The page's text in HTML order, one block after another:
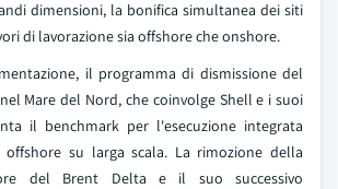
dimensioni, la bonifica simultanea dei siti
di lavorazione sia offshore che onshore.
il programma di dismissione del
Mare del Nord, che coinvolge Shell e i suoi
il benchmark per l'esecuzione integrata
offshore su larga scala. La rimozione della
del Brent Delta e il suo successivo